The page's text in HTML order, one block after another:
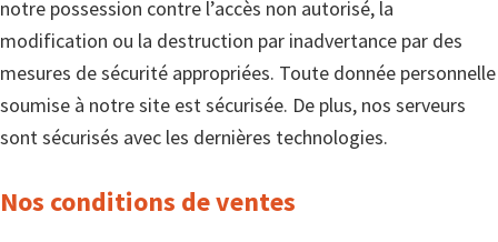
notre possession contre l’accès non autorisé, la
modification ou la destruction par inadvertance par des
mesures de sécurité appropriées. Toute donnée personnelle
soumise à notre site est sécurisée. De plus, nos serveurs
sont sécurisés avec les dernières technologies.
Nos conditions de ventes